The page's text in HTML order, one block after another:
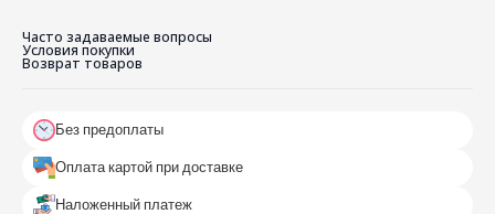
Условия покупки
Возврат товаров